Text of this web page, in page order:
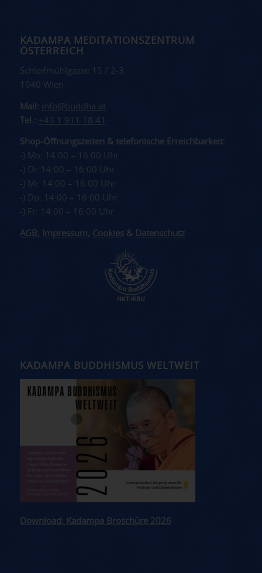
KADAMPA MEDITATIONSZENTRUM
ÖSTERREICH
Schleifmühlgasse 15 / 2-3
1040 Wien
Mail: info@buddha.at
Tel.: +43 1 911 18 41
Shop-Öffnungszeiten & telefonische Erreichbarkeit:
-) Mo: 14:00 – 16:00 Uhr
-) Di: 14:00 – 16:00 Uhr
-) Mi: 14:00 – 16:00 Uhr
-) Do: 14:00 – 16:00 Uhr
-) Fr: 14:00 – 16:00 Uhr
AGB, Impressum, Cookies& Datenschutz
KADAMPA BUDDHISMUS WELTWEIT
Download: Kadampa Broschüre 2026